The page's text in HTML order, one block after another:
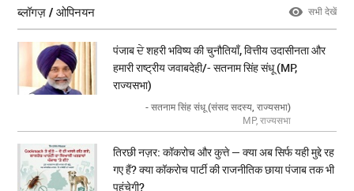
ब्लॉगज़ / ओपिनयन
सभी देखें
पंजाब ਦੇ शहरी भविष्य की चुनौतियाँ, वित्तीय उदासीनता और
हमारी राष्ट्रीय जवाबदेही/- सतनाम सिंह संधू (MP,
राज्यसभा)
- सतनाम सिंह संधू (संसद सदस्य, राज्यसभा)
MP, राज्यसभा
तिरछी नज़र: कॉकरोच और कुत्ते — क्या अब सिर्फ यही मुद्दे रह
गए हैं? क्या कॉकरोच पार्टी की राजनीतिक छाया पंजाब तक भी
पहुंचेगी?